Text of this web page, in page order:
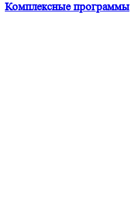
Комплексные программы